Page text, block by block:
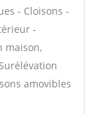
- Cloisons -
-
maison,
amovibles